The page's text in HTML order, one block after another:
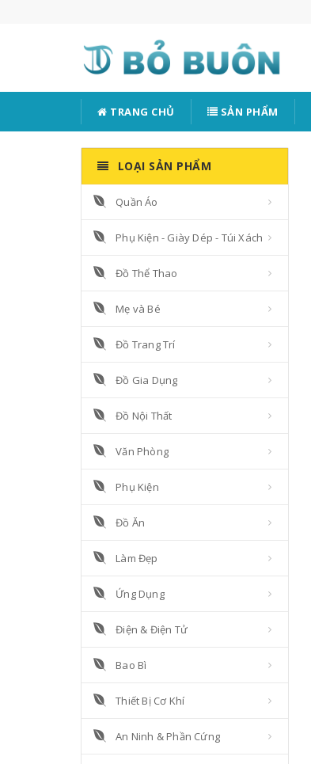
TRANG CHỦ SẢN PHẨM
LOẠI SẢN PHẨM
Quần Áo
Phụ Kiện - Giày Dép - Túi Xách
Đồ Thể Thao
Mẹ và Bé
Đồ Trang Trí
Đồ Gia Dụng
Đồ Nội Thất
Văn Phòng
Phụ Kiện
Đồ Ăn
Làm Đẹp
Ứng Dụng
Điện & Điện Tử
Bao Bì
Thiết Bị Cơ Khí
An Ninh & Phần Cứng